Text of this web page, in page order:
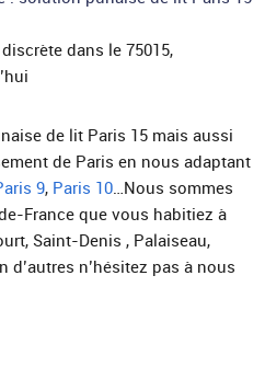
dans le 75015,
de lit Paris 15 mais aussi
de Paris en nous adaptant
9, Paris 10…Nous sommes
France que vous habitiez à
Saint-Denis , Palaiseau,
n’hésitez pas à nous